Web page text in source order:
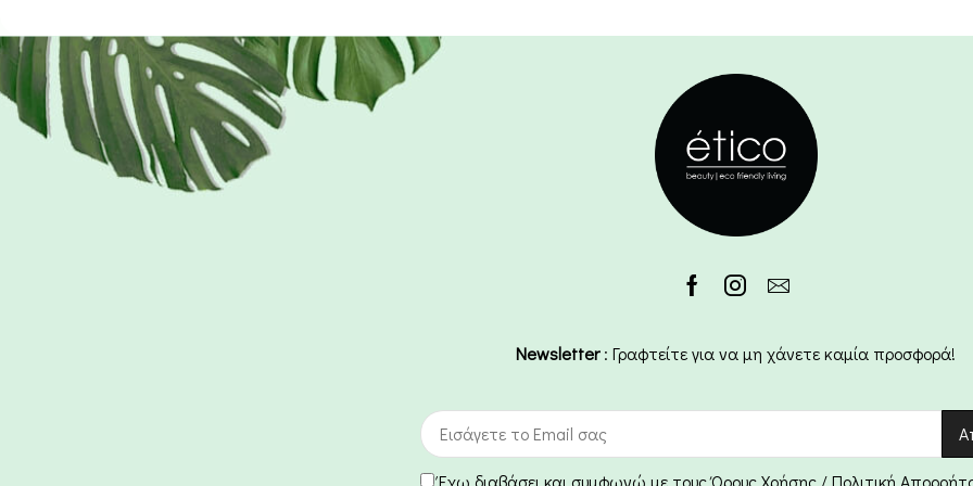
Newsletter: Γραφτείτε για να μη χάνετε καμία προσφορά!
Έχω διαβάσει και συμφωνώ με τους Όρους Χρήσης / Πολιτική